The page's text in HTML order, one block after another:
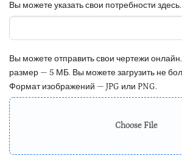
Вы можете указать свои потребности здесь.
Вы можете отправить свои чертежи
размер — 5 МБ. Вы можете загрузить не
Формат изображений — JPG или PNG.
Choose File